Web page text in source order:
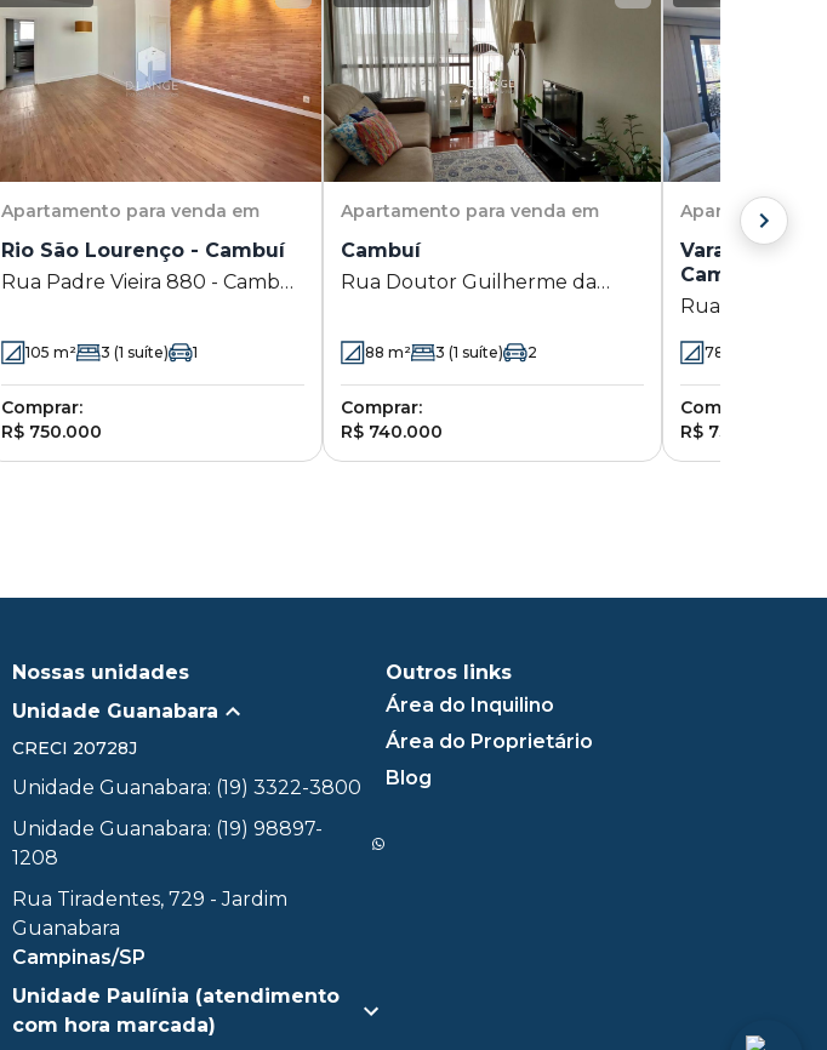
Apartamento para venda em
Rio São Lourenço - Cambuí
Rua Padre Vieira 880 - Cambuí
105 m² 3 (1 suíte) 1
Comprar:
R$ 750.000
Apartamento para venda em
Cambuí
Rua Doutor Guilherme da
SP
88 m² 3 (1 suíte) 2
Comprar:
R$ 740.000
Apartamento
Varandas do
Cambuí
Rua Barreto
78
Comprar:
R$ 730.000
Nossas unidades
Unidade Guanabara
CRECI 20728J
Unidade Guanabara: (19) 3322-3800
Unidade Guanabara: (19) 98897-
1208
Rua Tiradentes, 729 - Jardim
Guanabara
Campinas/SP
Unidade Paulínia (atendimento
com hora marcada)
Outros links
Área do Inquilino
Área do Proprietário
Blog